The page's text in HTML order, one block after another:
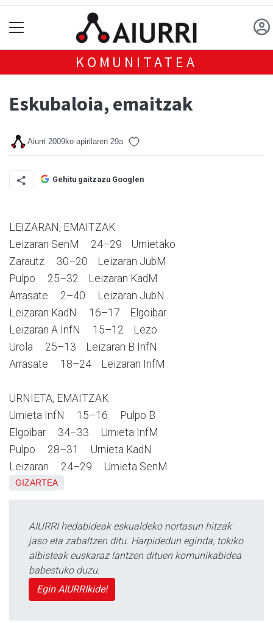
KOMUNITATEA
Eskubaloia, emaitzak
Aiurri 2009ko apirilaren 29a
Gehitu gaitzazu Googlen
LEIZARAN, EMAITZAK
Leizaran SenM 24–29 Urnietako
Zarautz 30–20 Leizaran JubM
Pulpo 25–32 Leizaran KadM
Arrasate 2–40 Leizaran JubN
Leizaran KadN 16–17 Elgoibar
Leizaran A InfN 15–12 Lezo
Urola 25–13 Leizaran B InfN
Arrasate 18–24 Leizaran InfM
URNIETA, EMAITZAK
Urnieta InfN 15–16 Pulpo B
Elgoibar 34–33 Urnieta InfM
Pulpo 28–31 Urnieta KadN
Leizaran 24–29 Urnieta SenM
GIZARTEA
AIURRI hedabideak eskualdeko nortasun hitzak
jaso eta zabaltzen ditu. Harpidedun eginda, tokiko
albisteak euskaraz lantzen dituen komunikabidea
babestuko duzu.
Egin AIURRIkide!